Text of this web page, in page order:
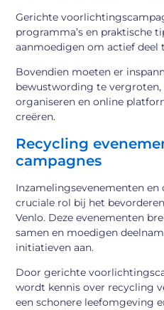
Gerichte
programma’s en praktische
aanmoedigen om actief deel
Bovendien moeten er
bewustwording te vergroten,
organiseren en online
creëren.
Recycling
campagnes
Inzamelingsevenementen en
cruciale rol bij het
Venlo. Deze evenementen
samen en moedigen
initiatieven aan.
Door gerichte
wordt kennis over recycling
een schonere leefomgeving